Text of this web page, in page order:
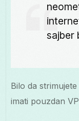
sajber
Bilo da
imati pouzdan